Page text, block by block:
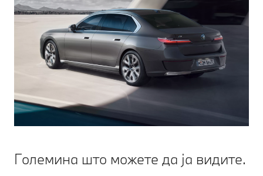
Големина што можете да ја видите.